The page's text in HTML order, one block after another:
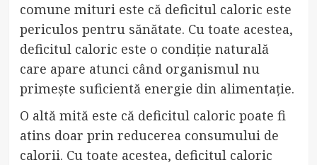
comune mituri este că deficitul caloric este
periculos pentru sănătate. Cu toate acestea,
deficitul caloric este o condiție naturală
care apare atunci când organismul nu
primește suficientă energie din alimentație.
O altă mită este că deficitul caloric poate fi
atins doar prin reducerea consumului de
calorii. Cu toate acestea, deficitul caloric